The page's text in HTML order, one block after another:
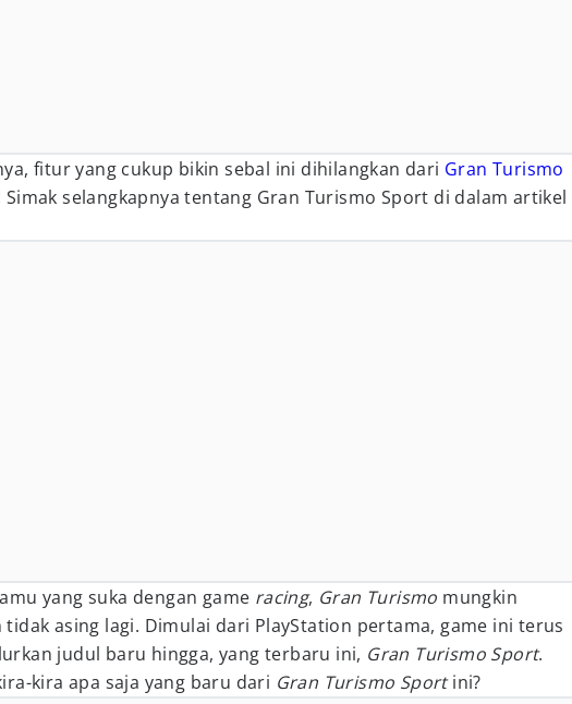
fitur yang cukup bikin sebal ini dihilangkan dari Gran Turismo
Simak selangkapnya tentang Gran Turismo Sport di dalam artikel
yang suka dengan game racing, Gran Turismo mungkin
tidak asing lagi. Dimulai dari PlayStation pertama, game ini terus
judul baru hingga, yang terbaru ini, Gran Turismo Sport.
kira apa saja yang baru dari Gran Turismo Sportini?